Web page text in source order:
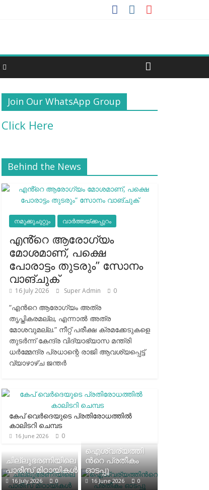
Join Our WhatsApp Group
Click Here
Behind the News
നമുക്കുചുറ്റും വാർത്തയ്ക്കപ്പുറം
എൻ്റെ ആരോഗ്യം
മോശമാണ്, പക്ഷെ
പോരാട്ടം തുടരും” സോനം
വാങ്ചുക്
16 July 2026 Super Admin 0
“എന്‍റെ ആരോഗ്യം അത്ര
തൃപ്തികരമല്ല, എന്നാൽ അത്ര
മോശവുമല്ല.” നീറ്റ് പരീക്ഷ ക്രമക്കേടുകളെ
തുടർന്ന് കേന്ദ്ര വിദ്യാഭ്യാസ മന്ത്രി
ധർമ്മേന്ദ്ര പ്രധാന്റെ രാജി ആവശ്യപ്പെട്ട്
വ്യാഴാഴ്ച ജന്തർ
കേപ് വെര്‍ദെയുടെ പ്രതിരോധത്തില്‍
കാലിടറി ചെമ്പട
16 June 2026 0
ചില്ലുഭരണിയിലെ
പാരീസ് മിഠായികള്‍
16 July 2026 0
ഐശ്വര്യത്തി
ന്‍റെ പ്രതീകം
ഓടപ്പൂ
16 June 2026 0